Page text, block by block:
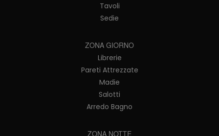
Tavoli
Sedie
ZONA GIORNO
Librerie
Pareti Attrezzate
Madie
Salotti
Arredo Bagno
ZONA NOTTE